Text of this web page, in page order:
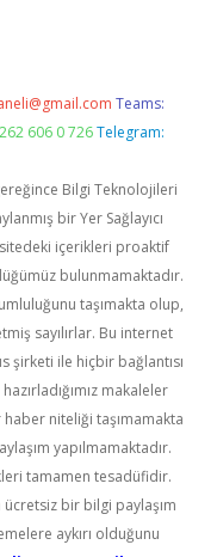
Teams:
606 0 726 Telegram:
Bilgi Teknolojileri
bir Yer Sağlayıcı
içerikleri proaktif
bulunmamaktadır.
taşımakta olup,
sayılırlar. Bu internet
şirketi ile hiçbir bağlantısı
makaleler
niteliği taşımamakta
yapılmamaktadır.
tamamen tesadüfidir.
ücretsiz bir bilgi paylaşım
aykırı olduğunu